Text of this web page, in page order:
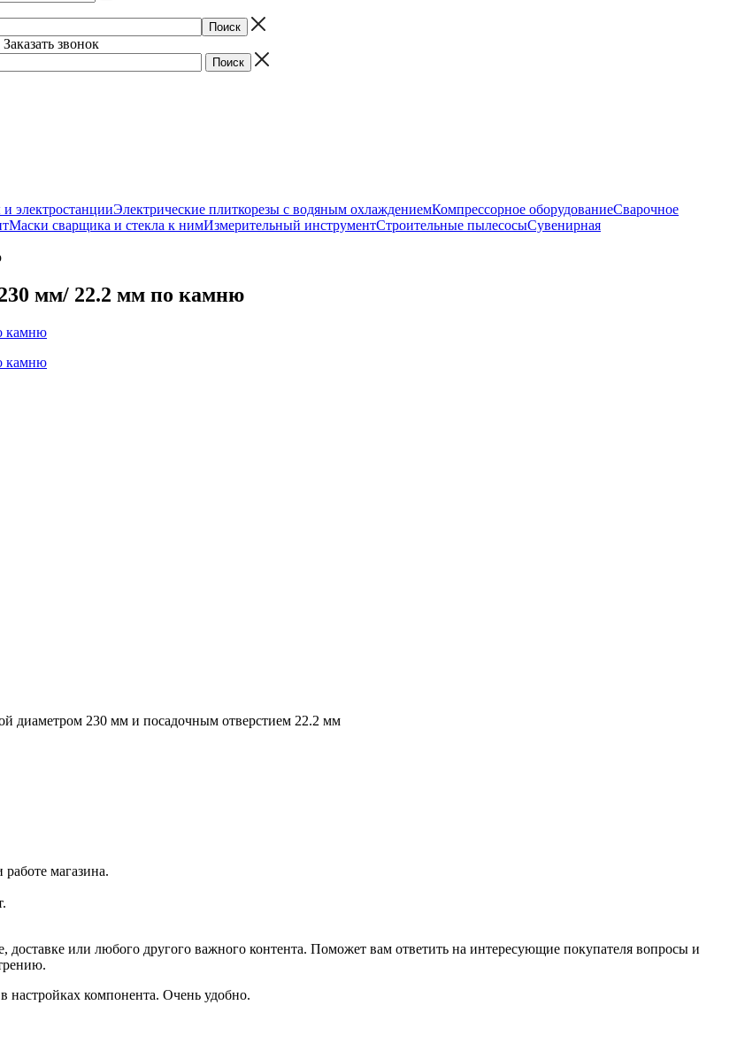
Заказать звонок
электростанцииЭлектрические плиткорезы с водяным охлаждениемКомпрессорное оборудованиеСварочное
Маски сварщика и стекла к нимИзмерительный инструментСтроительные пылесосыСувенирная
мм/ 22.2 мм по камню
диаметром 230 мм и посадочным отверстием 22.2 мм
магазина.
или любого другого важного контента. Поможет вам ответить на интересующие покупателя вопросы и
настройках компонента. Очень удобно.